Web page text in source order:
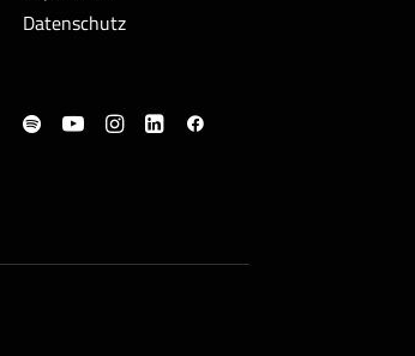
Datenschutz